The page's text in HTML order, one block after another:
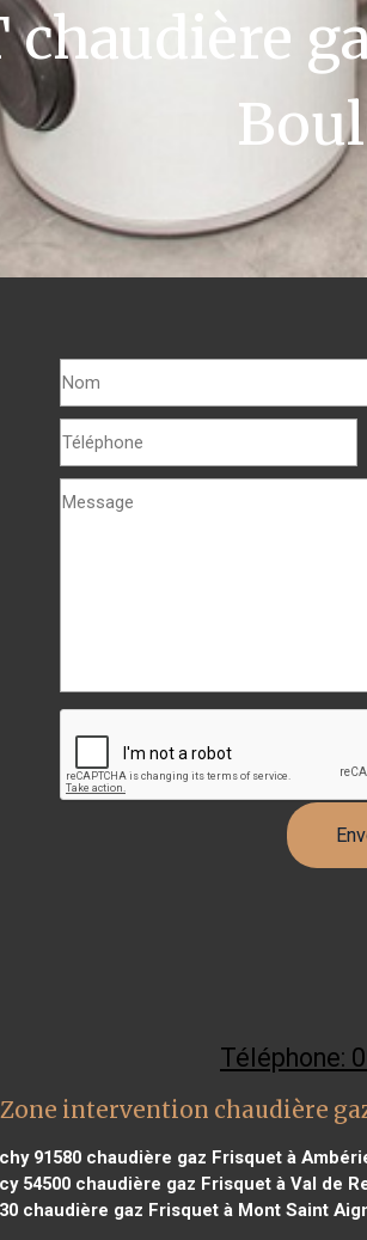
chaudière
Téléphone:
Zone intervention chaudière
91580 chaudière gaz Frisquet à
54500 chaudière gaz Frisquet à Val de
chaudière gaz Frisquet à Mont Saint